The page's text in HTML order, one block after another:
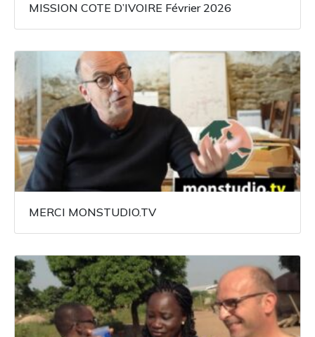
MISSION COTE D’IVOIRE Février 2026
MERCI MONSTUDIO.TV